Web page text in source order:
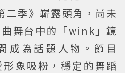
二季》嶄露頭角，尚未
舞台中的「wink」鏡
成為話題人物。節目
象吸粉，穩定的舞蹈